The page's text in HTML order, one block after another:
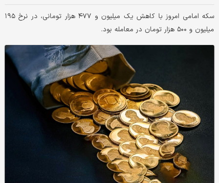
سکه امامی امروز با کاهش یک میلیون و ۴۷۷ هزار تومانی، در نرخ ۱۹۵
میلیون و ۵۰۰ هزار تومان در معامله بود.